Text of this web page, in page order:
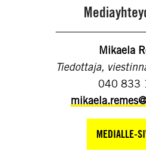
Mikaela
Tiedottaja,
040 833
MEDIALLE-